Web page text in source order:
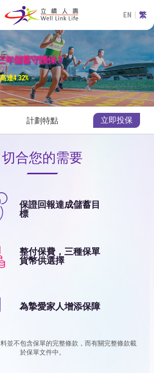
EN 繁
年儲蓄守護保 3
達4.32%
計劃特點 立即投保
切合您的需要
保證回報達成儲蓄目
標
整付保費，三種保單
貨幣供選擇
為摯愛家人增添保障
並不包含保單的完整條款，而有關完整條款載
於保單文件中。